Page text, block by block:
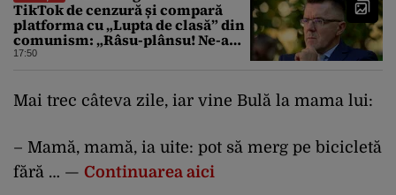
TikTok de cenzură și compară
platforma cu „Lupta de clasă” din
comunism: „Râsu-plânsu! Ne-am
întors de unde am plecat!”
17:50
Mai trec câteva zile, iar vine Bulă la mama lui:
– Mamă, mamă, ia uite: pot să merg pe bicicletă
fără … — Continuarea aici